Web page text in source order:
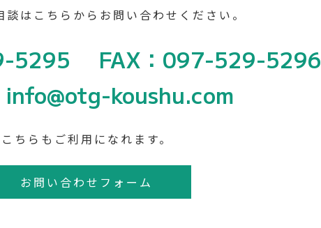
談は こちらからお問い合わせください。
5295
FAX：097-529-5296
koushu.com
こちらもご利用になれます。
お問い合わせフォーム